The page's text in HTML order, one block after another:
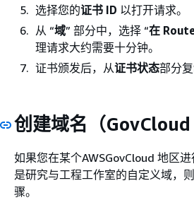
选择您的证书 ID 以打开请求。
从 “域” 部分中，选择 “在
理请求大约需要十分钟。
证书颁发后，从证书状态部分复
创建域名（GovCloud
如果您在某个AWSGovCloud 地区
是研究与工程工作室的自定义域，
骤。